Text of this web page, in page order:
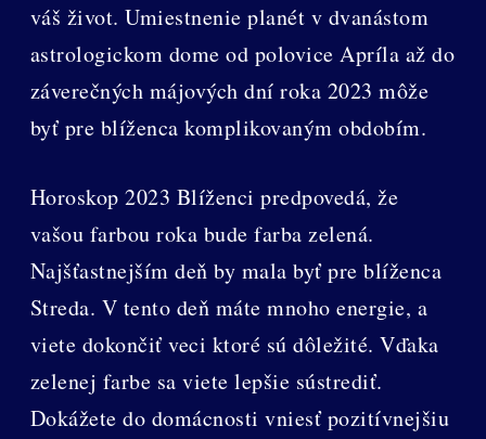
váš život. Umiestnenie planét v dvanástom
astrologickom dome od polovice Apríla až do
záverečných májových dní roka 2023 môže
byť pre blíženca komplikovaným obdobím.
Horoskop 2023 Blíženci predpovedá, že
vašou farbou roka bude farba zelená.
Najšťastnejším deň by mala byť pre blíženca
Streda. V tento deň máte mnoho energie, a
viete dokončiť veci ktoré sú dôležité. Vďaka
zelenej farbe sa viete lepšie sústrediť.
Dokážete do domácnosti vniesť pozitívnejšiu